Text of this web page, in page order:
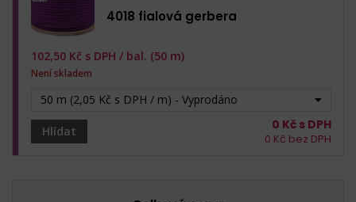
4018 fialová gerbera
50 m (2,05 Kč s DPH / m) - Vyprodáno
Hlídat
102,50 Kč s DPH / bal. (50 m)
Není skladem
0 Kč s DPH
0 Kč bez DPH